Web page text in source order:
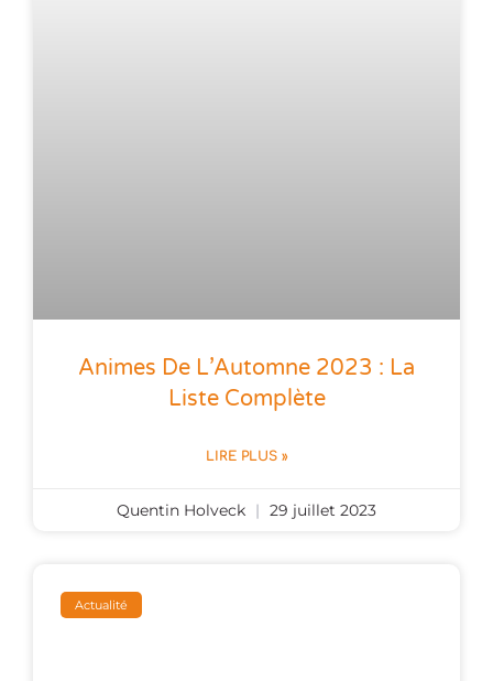
Animes De L’Automne 2023 : La
Liste Complète
LIRE PLUS »
Quentin Holveck 29 juillet 2023
Actualité